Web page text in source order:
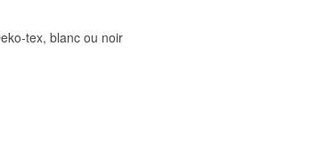
tex, blanc ou noir